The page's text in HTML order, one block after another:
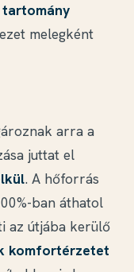
tartomány
melegként
arra a
juttat el
. A hőforrás
ban áthatol
az útjába kerülő
komfortérzetet